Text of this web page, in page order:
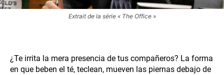
Extrait de la série « The Office »
¿Te irrita la mera presencia de tus compañeros? La forma
en que beben el té, teclean, mueven las piernas debajo de